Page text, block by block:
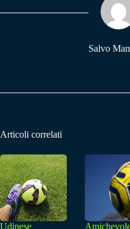
pp m
Salvo
Articoli correlati
Udinese